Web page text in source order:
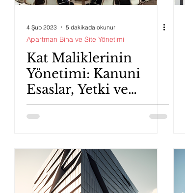
4 Şub 2023 5 dakikada okunur
Apartman Bina ve Site Yönetimi
Kat Maliklerinin
Yönetimi: Kanuni
Esaslar, Yetki ve
Sorumluluklar